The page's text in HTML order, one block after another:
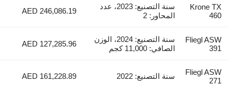
Krone TX
460
سنة التصنيع: 2023، عدد
المحاور: 2
AED 246,086.19
Fliegl ASW
391
سنة التصنيع: 2024، الوزن
الصافي: 11,000 كجم
AED 127,285.96
Fliegl ASW
271
سنة التصنيع: 2022 AED 161,228.89